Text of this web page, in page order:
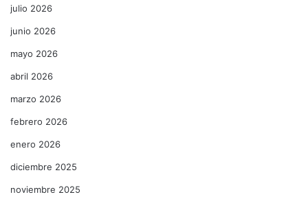
julio 2026
junio 2026
mayo 2026
abril 2026
marzo 2026
febrero 2026
enero 2026
diciembre 2025
noviembre 2025